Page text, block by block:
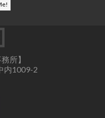
所】
内1009-2